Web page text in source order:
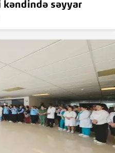
kəndində səyyar